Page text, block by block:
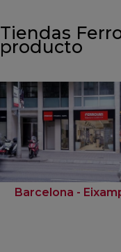
Tiendas
producto
Barcelona -